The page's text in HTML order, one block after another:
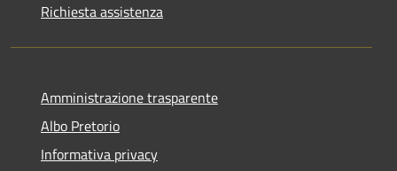
Richiesta assistenza
Amministrazione trasparente
Albo Pretorio
Informativa privacy